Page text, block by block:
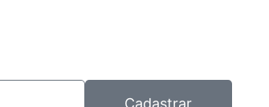
Cadastrar